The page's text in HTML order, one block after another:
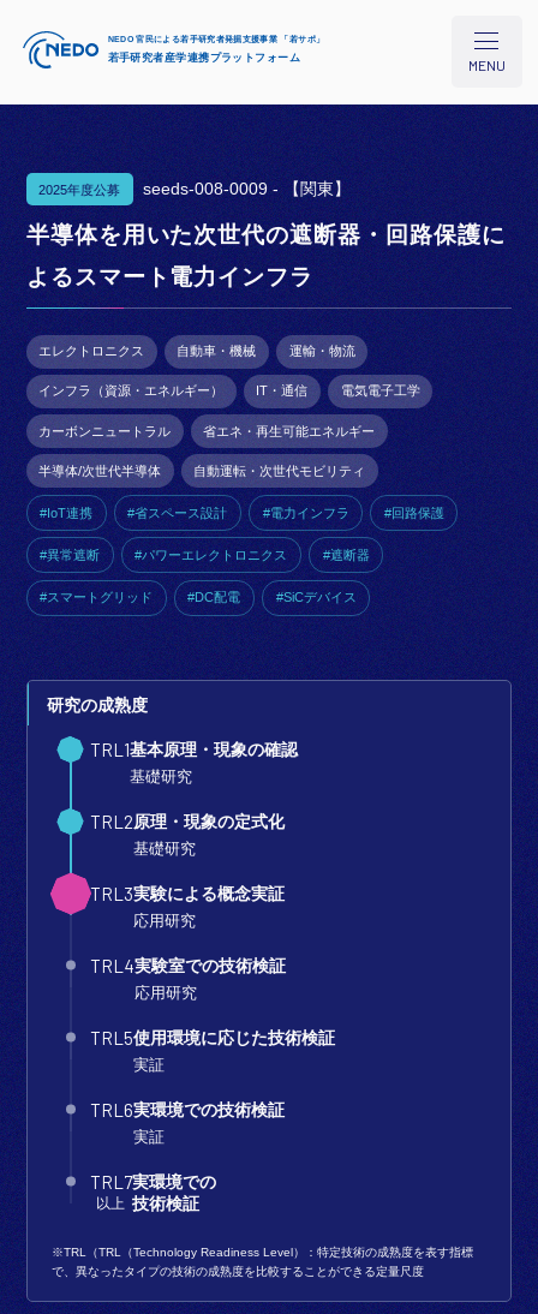
NEDO 官民による若手研究者発掘支援事業 「若サポ」
若手研究者産学連携プラットフォーム MENU
本プロジェクトについて
研究シーズ検索
イベント/セミナー
コラム
お知らせ
2025年度公募 seeds-008-0009 - 【関東】
半導体を用いた次世代の遮断器・回路保護に
よるスマート電力インフラ
エレクトロニクス 自動車・機械 運輸・物流
インフラ（資源・エネルギー） IT・通信 電気電子工学
カーボンニュートラル 省エネ・再生可能エネルギー
半導体/次世代半導体 自動運転・次世代モビリティ
#IoT連携 #省スペース設計 #電力インフラ #回路保護
#異常遮断 #パワーエレクトロニクス #遮断器
#スマートグリッド #DC配電 #SiCデバイス
研究の成熟度
TRL1基本原理・ 現象の確認
基礎研究
TRL2原理・現象の定式化
基礎研究
TRL3実験による概念実証
応用研究
TRL4実験室での技術検証
応用研究
TRL5使用環境に応じた技術検証
実証
TRL6実環境での技術検証
実証
TRL7
以上
実環境での
技術検証
※TRL（TRL（Technology Readiness Level）：特定技術の成熟度を表す指標
で、異なったタイプの技術の成熟度を比較することができる定量尺度